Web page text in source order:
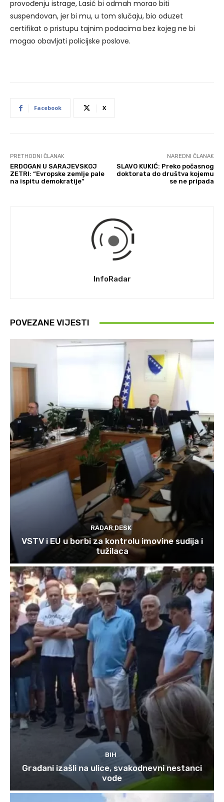
provođenju istrage, Lasić bi odmah morao biti
suspendovan, jer bi mu, u tom slučaju, bio oduzet
certifikat o pristupu tajnim podacima bez kojeg ne bi
mogao obavljati policijske poslove.
Facebook X
PRETHODNI ČLANAK
ERDOGAN U SARAJEVSKOJ
ZETRI: “Evropske zemlje pale
na ispitu demokratije”
NAREDNI ČLANAK
SLAVO KUKIĆ: Preko počasnog
doktorata do društva kojemu
se ne pripada
InfoRadar
POVEZANE VIJESTI
RADAR DESK
VSTV i EU u borbi za kontrolu imovine sudija i
tužilaca
BIH
Građani izašli na ulice, svakodnevni nestanci
vode